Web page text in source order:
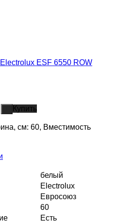
Купить
см: 60, Вместимость
белый
Electrolux
Евросоюз
60
Есть